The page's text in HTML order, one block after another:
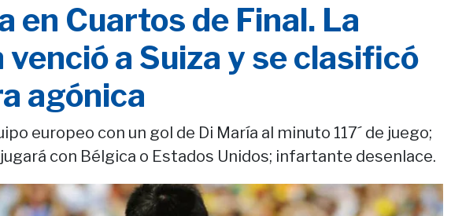
en Cuartos de Final. La
a Suiza y se clasificó
agónica
europeo con un gol de Di María al minuto 117´ de juego;
jugará con Bélgica o Estados Unidos; infartante desenlace.